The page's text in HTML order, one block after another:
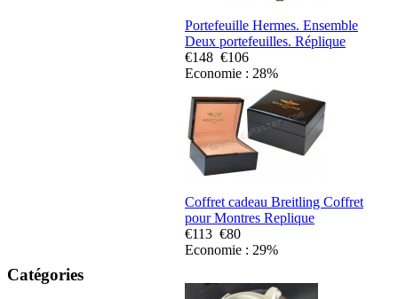
Catégories
Portefeuille Hermes. Ensemble
Deux portefeuilles. Réplique
€148 €106
Economie : 28%
Coffret cadeau Breitling Coffret
pour Montres Replique
€113 €80
Economie : 29%